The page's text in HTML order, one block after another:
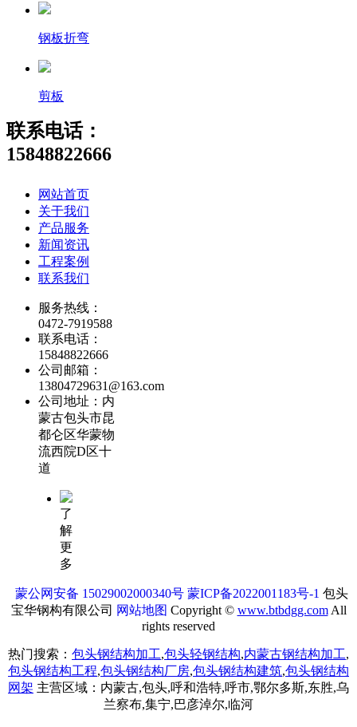
钢板折弯
剪板
联系电话：
15848822666
网站首页
关于我们
产品服务
新闻资讯
工程案例
联系我们
服务热线：
0472-7919588
联系电话：
15848822666
公司邮箱：
13804729631@163.com
公司地址：内
蒙古包头市昆
都仑区华蒙物
流西院D区十
道
了
解
更
多
蒙公网安备 15029002000340号 蒙ICP备2022001183号-1 包头
宝华钢构有限公司 网站地图 Copyright © www.btbdgg.comAll
rights reserved
热门搜索： 包头钢结构加工,包头轻钢结构,内蒙古钢结构加工,
包头钢结构工程,包头钢结构厂房,包头钢结构建筑,包头钢结构
网架 主营区域：内蒙古,包头,呼和浩特,呼市,鄂尔多斯,东胜,乌
兰察布,集宁,巴彦淖尔,临河